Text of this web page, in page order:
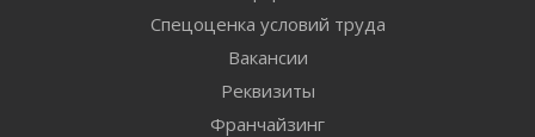
Спецоценка условий труда
Вакансии
Реквизиты
Франчайзинг